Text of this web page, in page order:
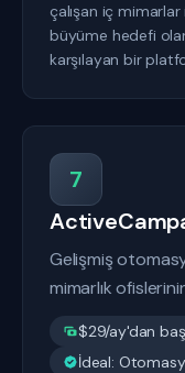
çalışan iç
büyüme hedefi
karşılayan bir
7
Gelişmiş
mimarlık
$29/ay'dan
İdeal: